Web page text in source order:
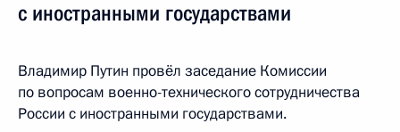
с иностранными государствами
Владимир Путин провёл заседание Комиссии
по вопросам военно-технического сотрудничества
России с иностранными государствами.